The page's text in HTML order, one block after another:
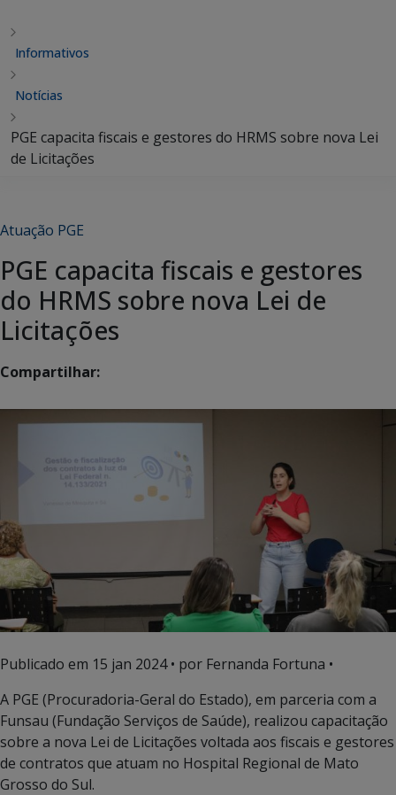
Informativos
Notícias
PGE capacita fiscais e gestores do HRMS sobre nova Lei
de Licitações
Atuação PGE
PGE capacita fiscais e gestores
do HRMS sobre nova Lei de
Licitações
Compartilhar:
Publicado em 15 jan 2024• por Fernanda Fortuna •
A PGE (Procuradoria-Geral do Estado), em parceria com a
Funsau (Fundação Serviços de Saúde), realizou capacitação
sobre a nova Lei de Licitações voltada aos fiscais e gestores
de contratos que atuam no Hospital Regional de Mato
Grosso do Sul.